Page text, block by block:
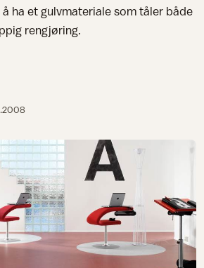
ha et gulvmateriale som tåler både
rengjøring.